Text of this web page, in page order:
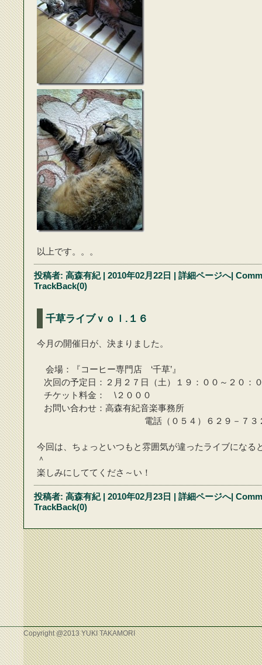
以上です。。。
投稿者: 高森有紀| 2010年02月22日 詳細ページへ|
TrackBack(0)
千草ライブｖｏｌ.１６
今月の開催日が、決まりました。
会場：『コーヒー専門店 ‘千草’』
次回の予定日：２月２７日（土）１９：００～２０：
チケット料金： \２０００
お問い合わせ：高森有紀音楽事務所
電話（０５４）６２９－７３
今回は、ちょっといつもと雰囲気が違ったライブになる
＾
楽しみにしててくださ～い！
投稿者: 高森有紀| 2010年02月23日 詳細ページへ|
TrackBack(0)
Copyright @2013 YUKI TAKAMORI